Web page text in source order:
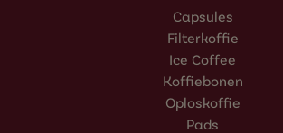
Capsules
Filterkoffie
Ice Coffee
Koffiebonen
Oploskoffie
Pads